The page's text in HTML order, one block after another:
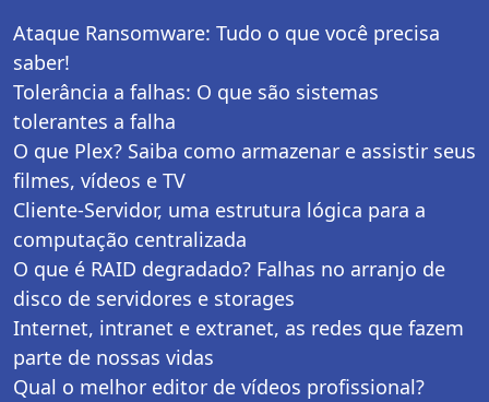
Ataque Ransomware: Tudo o que você precisa
saber!
Tolerância a falhas: O que são sistemas
tolerantes a falha
O que Plex? Saiba como armazenar e assistir seus
filmes, vídeos e TV
Cliente-Servidor, uma estrutura lógica para a
computação centralizada
O que é RAID degradado? Falhas no arranjo de
disco de servidores e storages
Internet, intranet e extranet, as redes que fazem
parte de nossas vidas
Qual o melhor editor de vídeos profissional?